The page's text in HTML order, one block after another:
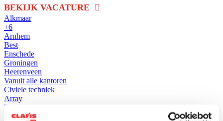
BEKIJK VACATURE
Alkmaar
+6
Arnhem
Best
Enschede
Groningen
Heerenveen
Vanuit alle kantoren
Civiele techniek
Array
Thuiswerken mogelijk
3000 - 4500 p/mnd